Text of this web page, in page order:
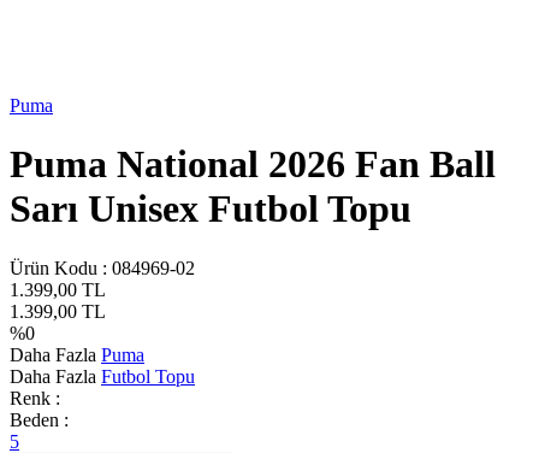
Puma
Puma National 2026 Fan Ball
Sarı Unisex Futbol Topu
Ürün Kodu : 084969-02
1.399,00 TL
1.399,00 TL
%0
Daha Fazla Puma
Daha Fazla Futbol Topu
Renk :
Beden :
5